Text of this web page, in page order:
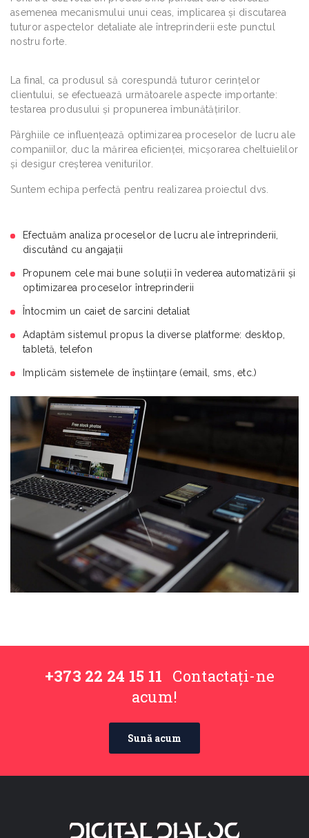
asemenea mecanismului unui ceas, implicarea și discutarea
tuturor aspectelor detaliate ale întreprinderii este punctul
nostru forte.
La final, ca produsul să corespundă tuturor cerințelor
clientului, se efectuează următoarele aspecte importante:
testarea produsului și propunerea îmbunătățirilor.
Pârghiile ce influenţează optimizarea proceselor de lucru ale
companiilor, duc la mărirea eficienței, micșorarea cheltuielilor
și desigur creșterea veniturilor.
Suntem echipa perfectă pentru realizarea proiectul dvs.
Efectuăm analiza proceselor de lucru ale întreprinderii,
discutând cu angajații
Propunem cele mai bune soluții în vederea automatizării și
optimizarea proceselor întreprinderii
Întocmim un caiet de sarcini detaliat
Adaptăm sistemul propus la diverse platforme: desktop,
tabletă, telefon
Implicăm sistemele de înștiințare (email, sms, etc.)
+373 22 24 15 11 Contactați-ne
acum!
Sună acum